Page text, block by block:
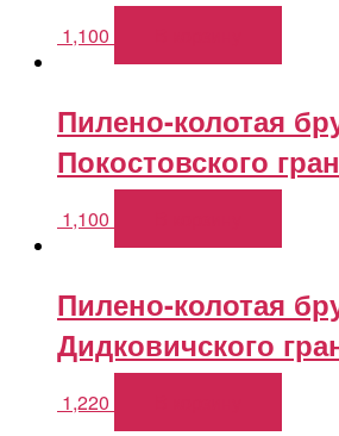
1,100
Пилено-колотая
Покостовского
1,100
Пилено-колотая
Дидковичского
1,220